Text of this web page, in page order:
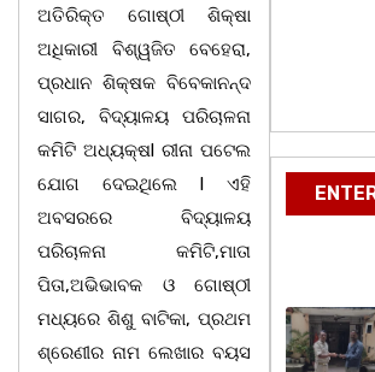
ଅତିରିକ୍ତ ଗୋଷ୍ଠୀ ଶିକ୍ଷା
ଅଧିକାରୀ ବିଶ୍ୱଜିତ ବେହେରା,
ପ୍ରଧାନ ଶିକ୍ଷକ ବିବେକାନନ୍ଦ
ସାଗର, ବିଦ୍ୟାଳୟ ପରିଚାଳନା
କମିଟି ଅଧ୍ୟକ୍ଷl ରୀନା ପଟେଲ
ଯୋଗ ଦେଇଥିଲେ l ଏହି
ଅବସରରେ ବିଦ୍ୟାଳୟ
ପରିଚାଳନା କମିଟି,ମାତା
ପିତା,ଅଭିଭାବକ ଓ ଗୋଷ୍ଠୀ
ମଧ୍ୟରେ ଶିଶୁ ବାଟିକା, ପ୍ରଥମ
ଶ୍ରେଣୀର ନାମ ଲେଖାର ବୟସ